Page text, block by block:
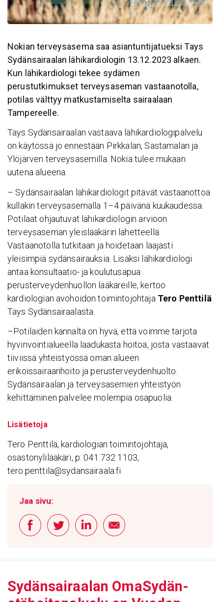
Nokian terveysasema saa asiantuntijatueksi Tays
Sydänsairaalan lähikardiologin 13.12.2023 alkaen.
Kun lähikardiologi tekee sydämen
perustutkimukset terveysaseman vastaanotolla,
potilas välttyy matkustamiselta sairaalaan
Tampereelle.
Tays Sydänsairaalan vastaava lähikardiologipalvelu
on käytössä jo ennestään Pirkkalan, Sastamalan ja
Ylöjärven terveysasemilla. Nokia tulee mukaan
uutena alueena.
– Sydänsairaalan lähikardiologit pitävät vastaanottoa
kullakin terveysasemalla 1–4 päivänä kuukaudessa.
Potilaat ohjautuvat lähikardiologin arvioon
terveysaseman yleislääkärin lähetteellä.
Vastaanotolla tutkitaan ja hoidetaan laajasti
yleisimpiä sydänsairauksia. Lisäksi lähikardiologi
antaa konsultaatio- ja koulutusapua
perusterveydenhuollon lääkäreille, kertoo
kardiologian avohoidon toimintojohtaja Tero Penttilä
Tays Sydänsairaalasta.
–Potilaiden kannalta on hyvä, että voimme tarjota
hyvinvointialueella laadukasta hoitoa, josta vastaavat
tiiviissä yhteistyössä oman alueen
erikoissairaanhoito ja perusterveydenhuolto.
Sydänsairaalan ja terveysasemien yhteistyön
kehittäminen palvelee molempia osapuolia.
Lisätietoja
Tero Penttilä, kardiologian toimintojohtaja,
osastonylilääkäri, p. 041 732 1103,
tero.penttila@sydansairaala.fi
Jaa sivu:
Sydän­sai­raalan OmaSydän-